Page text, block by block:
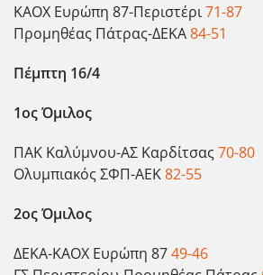
ΚΑΟΧ Ευρώπη 87-Περιστέρι71-87
Προμηθέας Πάτρας-ΔΕΚΑ84-51
Πέμπτη 16/4
1ος Όμιλος
ΠΑΚ Καλύμνου-ΑΣ Καρδίτσας70-80
Ολυμπιακός ΣΦΠ-ΑΕΚ82-55
2ος Όμιλος
ΔΕΚΑ-ΚΑΟΧ Ευρώπη 8749-46